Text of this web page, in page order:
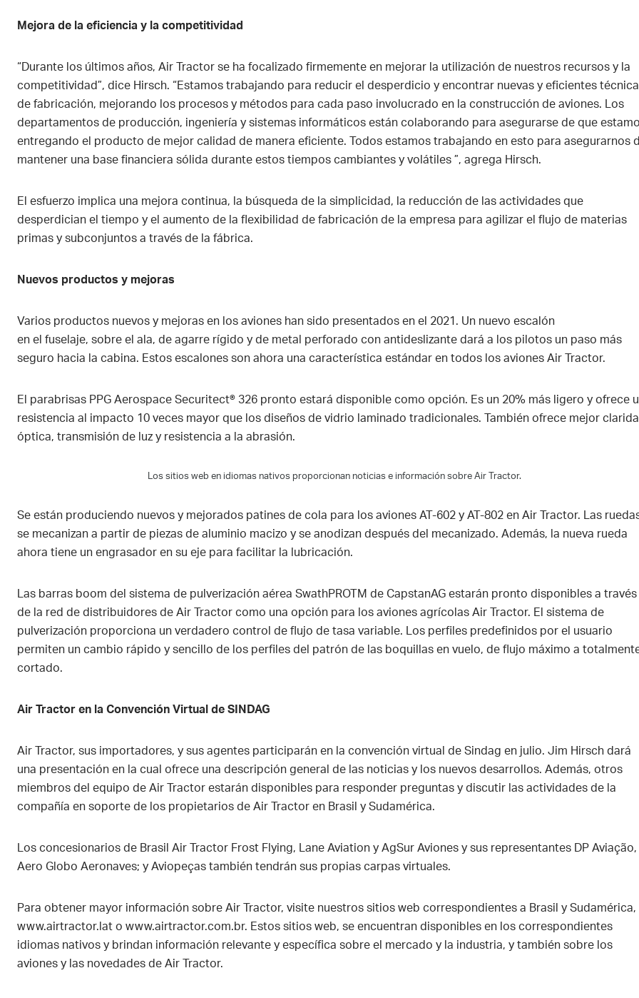
Mejora de la eficiencia y la competitividad
“Durante los últimos años, Air Tractor se ha focalizado firmemente en mejorar la utilización de nuestros recursos y la
competitividad”, dice Hirsch. “Estamos trabajando para reducir el desperdicio y encontrar nuevas y eficientes
de fabricación, mejorando los procesos y métodos para cada paso involucrado en la construcción de aviones. Los
departamentos de producción, ingeniería y sistemas informáticos están colaborando para asegurarse de que
entregando el producto de mejor calidad de manera eficiente. Todos estamos trabajando en esto para asegurarnos
mantener una base financiera sólida durante estos tiempos cambiantes y volátiles ”, agrega Hirsch.
El esfuerzo implica una mejora continua, la búsqueda de la simplicidad, la reducción de las actividades que
desperdician el tiempo y el aumento de la flexibilidad de fabricación de la empresa para agilizar el flujo de materias
primas y subconjuntos a través de la fábrica.
Nuevos productos y mejoras
Varios productos nuevos y mejoras en los aviones han sido presentados en el 2021. Un nuevo escalón
en el fuselaje, sobre el ala, de agarre rígido y de metal perforado con antideslizante dará a los pilotos un paso más
seguro hacia la cabina. Estos escalones son ahora una característica estándar en todos los aviones Air Tractor.
El parabrisas PPG Aerospace Securitect® 326 pronto estará disponible como opción. Es un 20% más ligero y ofrece
resistencia al impacto 10 veces mayor que los diseños de vidrio laminado tradicionales. También ofrece mejor
óptica, transmisión de luz y resistencia a la abrasión.
Los sitios web en idiomas nativos proporcionan noticias e información sobre Air Tractor.
Se están produciendo nuevos y mejorados patines de cola para los aviones AT-602 y AT-802 en Air Tractor. Las
se mecanizan a partir de piezas de aluminio macizo y se anodizan después del mecanizado. Además, la nueva rueda
ahora tiene un engrasador en su eje para facilitar la lubricación.
Las barras boom del sistema de pulverización aérea SwathPROTM de CapstanAG estarán pronto disponibles a través
de la red de distribuidores de Air Tractor como una opción para los aviones agrícolas Air Tractor. El sistema de
pulverización proporciona un verdadero control de flujo de tasa variable. Los perfiles predefinidos por el usuario
permiten un cambio rápido y sencillo de los perfiles del patrón de las boquillas en vuelo, de flujo máximo a
cortado.
Air Tractor en la Convención Virtual de SINDAG
Air Tractor, sus importadores, y sus agentes participarán en la convención virtual de Sindag en julio. Jim Hirsch dará
una presentación en la cual ofrece una descripción general de las noticias y los nuevos desarrollos. Además, otros
miembros del equipo de Air Tractor estarán disponibles para responder preguntas y discutir las actividades de la
compañía en soporte de los propietarios de Air Tractor en Brasil y Sudamérica.
Los concesionarios de Brasil Air Tractor Frost Flying, Lane Aviation y AgSur Aviones y sus representantes DP Aviação,
Aero Globo Aeronaves; y Aviopeças también tendrán sus propias carpas virtuales.
Para obtener mayor información sobre Air Tractor, visite nuestros sitios web correspondientes a Brasil y Sudamérica,
www.airtractor.lat o www.airtractor.com.br. Estos sitios web, se encuentran disponibles en los correspondientes
idiomas nativos y brindan información relevante y específica sobre el mercado y la industria, y también sobre los
aviones y las novedades de Air Tractor.